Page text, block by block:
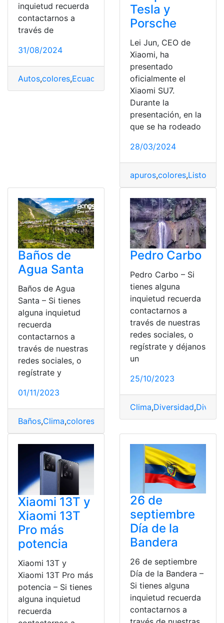
inquietud recuerda
contactarnos a
través de
31/08/2024
Autos,colores,Ecuador menos,Top,vendidos
Tesla y
Porsche
Lei Jun, CEO de
Xiaomi, ha
presentado
oficialmente el
Xiaomi SU7.
Durante la
presentación, en la
que se ha rodeado
28/03/2024
apuros,colores,Listo
Baños de
Agua Santa
Baños de Agua
Santa – Si tienes
alguna inquietud
recuerda
contactarnos a
través de nuestras
redes sociales, o
regístrate y
01/11/2023
Baños,Clima,colores Diversidad,Ecuador,Turismo
Pedro Carbo
Pedro Carbo – Si
tienes alguna
inquietud recuerda
contactarnos a
través de nuestras
redes sociales, o
regístrate y déjanos
un
25/10/2023
Clima,Diversidad,
Xiaomi 13T y
Xiaomi 13T
Pro más
potencia
Xiaomi 13T y
Xiaomi 13T Pro más
potencia – Si tienes
alguna inquietud
recuerda
26 de
septiembre
Día de la
Bandera
26 de septiembre
Día de la Bandera –
Si tienes alguna
inquietud recuerda
contactarnos a